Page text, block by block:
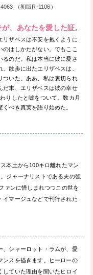
、あなたを愛した証。
リザベスは不安を抱くように
はしかたがない。でもここ
るのだ。私は本当に彼に愛さ
散歩に出たエリザベスは、
ついた。ああ、私は裏切られ
末、エリザベスは彼の幸せ
りしたと嘘をついて。数カ月
べき真実を語り始めた。
（初版R-1106）
本土から100キロ離れたマン
ジャーナリストである夫の強
ァンに惜しまれつつこの世を
イマージュなどで刊行された
、シャーロット・ラムが、愛
ンスを描きます。ヒーローの
していた理由を聞いたヒロイ